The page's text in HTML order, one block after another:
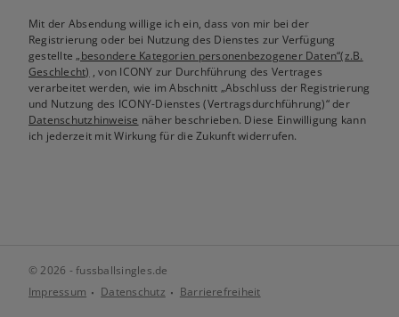
Mit der Absendung willige ich ein, dass von mir bei der
Registrierung oder bei Nutzung des Dienstes zur Verfügung
gestellte„besondere Kategorien personenbezogener Daten“(z.B.
Geschlecht) , von ICONY zur Durchführung des Vertrages
verarbeitet werden, wie im Abschnitt „Abschluss der Registrierung
und Nutzung des ICONY-Dienstes (Vertragsdurchführung)“ der
Datenschutzhinweise näher beschrieben. Diese Einwilligung kann
ich jederzeit mit Wirkung für die Zukunft widerrufen.
© 2026 - fussballsingles.de
Impressum
Datenschutz Barrierefreiheit